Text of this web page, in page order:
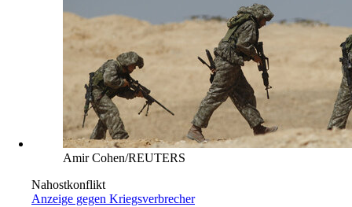
Amir Cohen/REUTERS
Nahostkonflikt
Anzeige gegen Kriegsverbrecher